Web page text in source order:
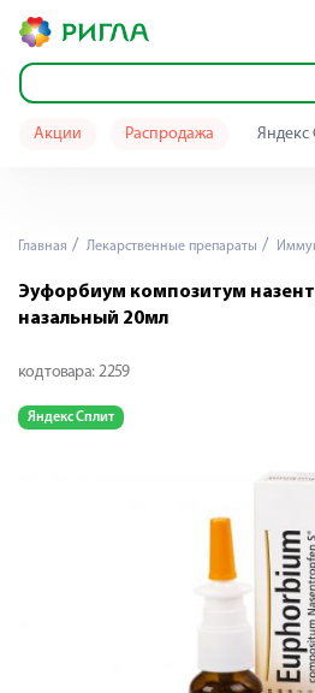
Акции Распродажа Яндекс
Главная Лекарственные препараты
Эуфорбиум композитум
назальный 20мл
код товара: 2259
Яндекс Сплит